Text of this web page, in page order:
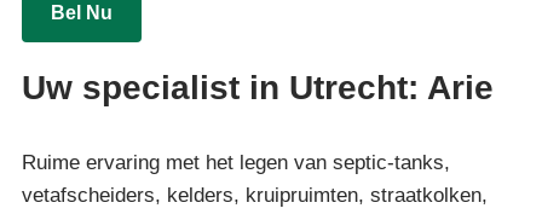
Bel Nu
Uw specialist in Utrecht: Arie
Ruime ervaring met het legen van septic-tanks,
vetafscheiders, kelders, kruipruimten, straatkolken,